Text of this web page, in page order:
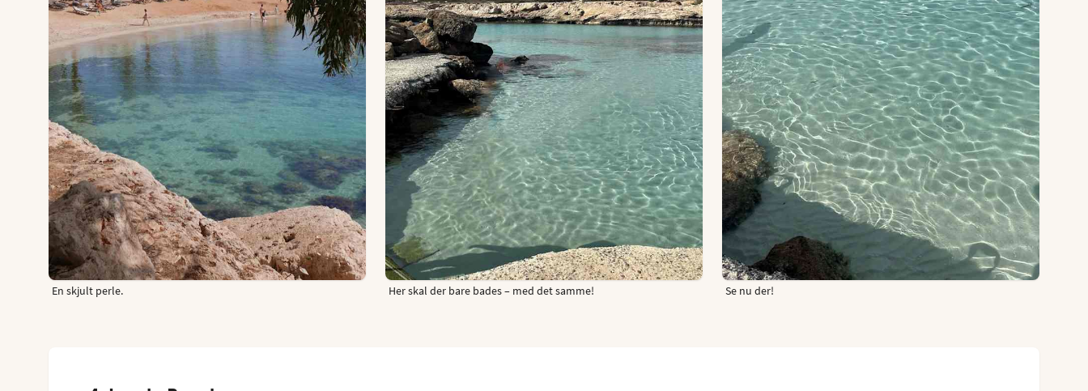
En skjult perle. Her skal der bare bades – med det samme! Se nu der!